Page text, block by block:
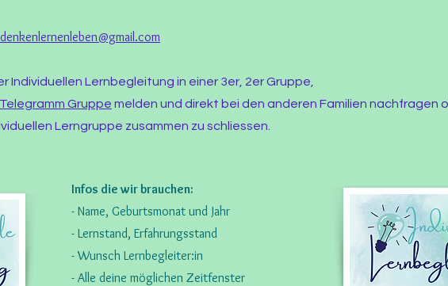
Individuellen Lernbegleitung in einer 3er, 2er Gruppe,
Telegramm Gruppe melden und direkt bei den anderen Familien nachfragen
Lerngruppe zusammen zu schliessen.
Infos die wir brauchen:
- Name, Geburtsmonat und Jahr
- Lernstand, Erfahrungsstand
- Wunsch Lernbegleiter:in
- Alle deine möglichen Zeitfenster